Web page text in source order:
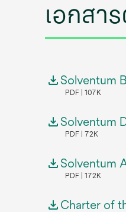
เอกสา
Solventum
PDF 107K
Solventum
PDF 72K
Solventum
PDF 172K
Charter of